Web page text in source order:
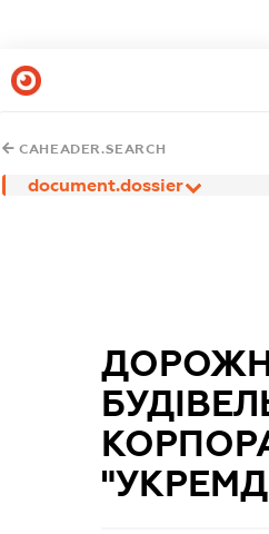
CAHEADER.SEARCH
document.dossier